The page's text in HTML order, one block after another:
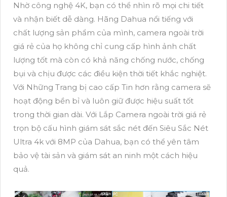
Nhờ công nghệ 4K, bạn có thể nhìn rõ mọi chi tiết
và nhận biết dễ dàng. Hãng Dahua nổi tiếng với
chất lượng sản phẩm của mình, camera ngoài trời
giá rẻ của họ không chỉ cung cấp hình ảnh chất
lượng tốt mà còn có khả năng chống nước, chống
bụi và chịu được các điều kiện thời tiết khắc nghiệt.
Với Những Trang bị cao cấp Tin hơn rằng camera sẽ
hoạt động bền bỉ và luôn giữ được hiệu suất tốt
trong thời gian dài. Với Lắp Camera ngoài trời giá rẻ
trọn bộ cấu hình giám sát sắc nét đến Siêu Sắc Nét
Ultra 4k với 8MP của Dahua, bạn có thể yên tâm
bảo vệ tài sản và giám sát an ninh một cách hiệu
quả.